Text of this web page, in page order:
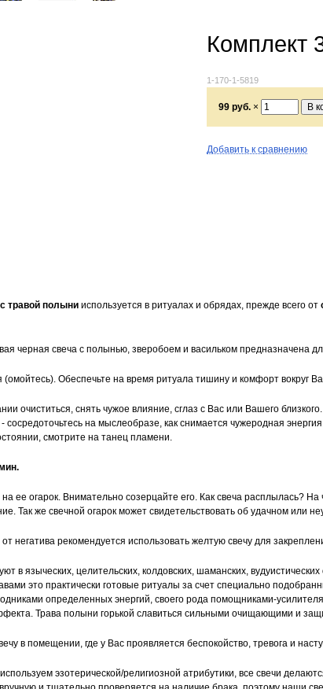
Комплект
1-170-1-5819
99 руб. ×
Добавить к сравнению
травой полыни используется в ритуалах и обрядах, прежде всего от
черная свеча с полынью, зверобоем и васильком предназначена
(омойтесь). Обеспечьте на время ритуала тишину и комфорт вокруг
очиститься, снять чужое влияние, сглаз с Вас или Вашего
на мыслеобразе, как снимается чужеродная
смотрите на танец пламени.
на ее огарок. Внимательно созерцайте его. Как свеча расплылась?
Так же свечной огарок может свидетельствовать об удачном или
негатива рекомендуется использовать желтую свечу для
в языческих, целительских, колдовских, шаманских,
это практически готовые ритуалы за счет специально
определенных энергий, своего рода помощниками-
Трава полыни горькой славиться сильными очищающими и
в помещении, где у Вас проявляется беспокойство, тревога и
эзотерической/религиозной атрибутики, все свечи